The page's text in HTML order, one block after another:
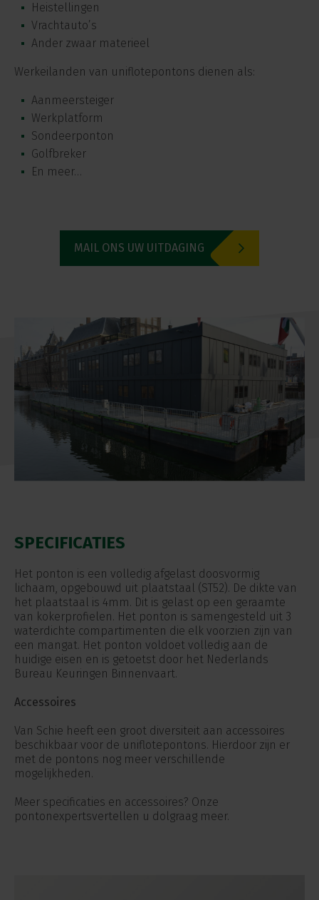
Heistellingen
Vrachtauto’s
Ander zwaar materieel
Werkeilanden van uniflotepontons dienen als:
Aanmeersteiger
Werkplatform
Sondeerponton
Golfbreker
En meer…
MAIL ONS UW UITDAGING
SPECIFICATIES
Het ponton is een volledig afgelast doosvormig
lichaam, opgebouwd uit plaatstaal (ST52). De dikte van
het plaatstaal is 4mm. Dit is gelast op een geraamte
van kokerprofielen. Het ponton is samengesteld uit 3
waterdichte compartimenten die elk voorzien zijn van
een mangat. Het ponton voldoet volledig aan de
huidige eisen en is getoetst door het Nederlands
Bureau Keuringen Binnenvaart.
Accessoires
Van Schie heeft een groot diversiteit aan accessoires
beschikbaar voor de uniflotepontons. Hierdoor zijn er
met de pontons nog meer verschillende
mogelijkheden.
Meer specificaties en accessoires? Onze
pontonexpertsvertellen u dolgraag meer.